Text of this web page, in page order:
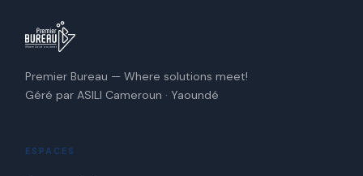
Premier Bureau — Where solutions meet!
Géré par ASILI Cameroun · Yaoundé
ESPACES